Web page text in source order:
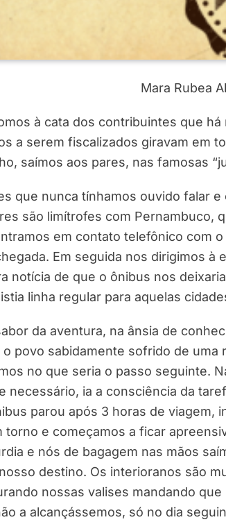
Mara Rubea
à cata dos contribuintes que
a serem fiscalizados giravam em
saímos aos pares, nas famosas
que nunca tínhamos ouvido falar
são limítrofes com Pernambuco,
em contato telefônico com
Em seguida nos dirigimos à
notícia de que o ônibus nos
linha regular para aquelas
da aventura, na ânsia de
povo sabidamente sofrido de uma
no que seria o passo seguinte.
necessário, ia a consciência da
parou após 3 horas de viagem,
torno e começamos a ficar
e nós de bagagem nas mãos
destino. Os interioranos são
nossas valises mandando
a alcançássemos, só no dia